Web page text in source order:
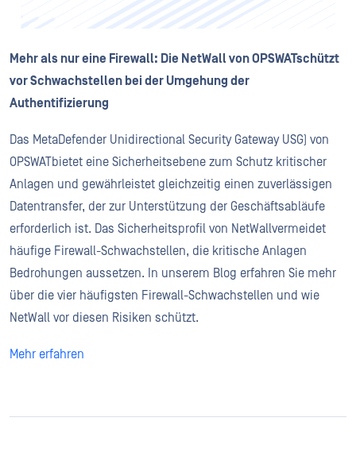
Mehr als nur eine Firewall: Die NetWall von OPSWATschützt
vor Schwachstellen bei der Umgehung der
Authentifizierung
Das MetaDefender Unidirectional Security Gateway USG) von
OPSWATbietet eine Sicherheitsebene zum Schutz kritischer
Anlagen und gewährleistet gleichzeitig einen zuverlässigen
Datentransfer, der zur Unterstützung der Geschäftsabläufe
erforderlich ist. Das Sicherheitsprofil von NetWallvermeidet
häufige Firewall-Schwachstellen, die kritische Anlagen
Bedrohungen aussetzen. In unserem Blog erfahren Sie mehr
über die vier häufigsten Firewall-Schwachstellen und wie
NetWall vor diesen Risiken schützt.
Mehr erfahren